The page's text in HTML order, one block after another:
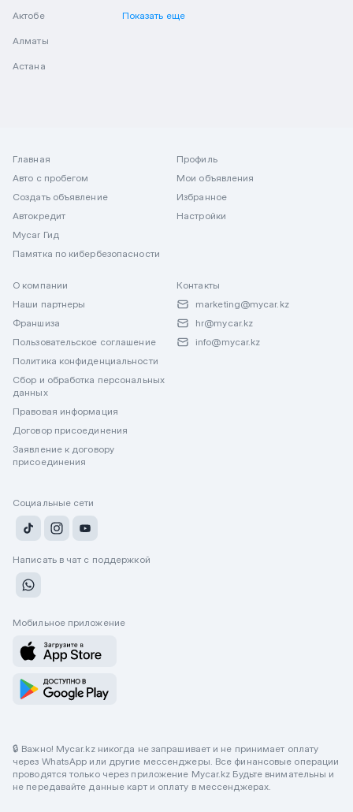
Актобе
Алматы
Астана
Показать еще
Главная
Авто с пробегом
Создать объявление
Автокредит
Mycar Гид
Памятка по кибербезопасности
Профиль
Мои объявления
Избранное
Настройки
О компании
Наши партнеры
Франшиза
Пользовательское соглашение
Политика конфиденциальности
Сбор и обработка персональных
данных
Правовая информация
Договор присоединения
Заявление к договору
присоединения
Контакты
marketing@mycar.kz
hr@mycar.kz
info@mycar.kz
Социальные сети
Написать в чат с поддержкой
Мобильное приложение
🔒 Важно! Mycar.kz никогда не запрашивает и не принимает оплату
через WhatsApp или другие мессенджеры. Все финансовые операции
проводятся только через приложение Mycar.kz Будьте внимательны и
не передавайте данные карт и оплату в мессенджерах.